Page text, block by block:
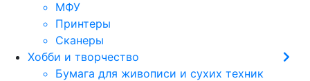
МФУ
Принтеры
Сканеры
Хобби и творчество
Бумага для живописи и сухих техник